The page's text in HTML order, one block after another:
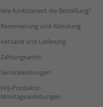
Wie funktioniert die Bestellung?
Reservierung und Abholung
Versand und Lieferung
Zahlungsarten
Serviceleistungen
HQ-Produkte:
Montageanleitungen